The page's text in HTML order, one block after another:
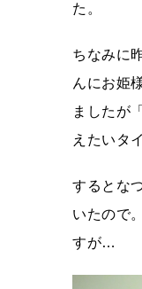
た。
ちなみに
んにお姫
ましたが
えたいタ
するとな
いたので
すが…